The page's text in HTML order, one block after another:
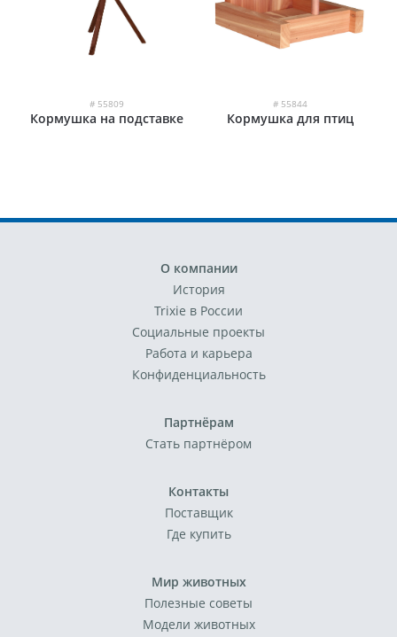
# 55809
Кормушка на подставке
# 55844
Кормушка для птиц
О компании
История
Trixie в России
Социальные проекты
Работа и карьера
Конфиденциальность
Партнёрам
Стать партнёром
Контакты
Поставщик
Где купить
Мир животных
Полезные советы
Модели животных